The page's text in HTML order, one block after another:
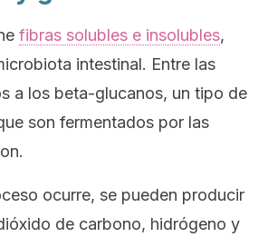
fibras solubles e insolubles,
intestinal. Entre las
a los beta-glucanos, un tipo de
son fermentados por las
ocurre, se pueden producir
de carbono, hidrógeno y